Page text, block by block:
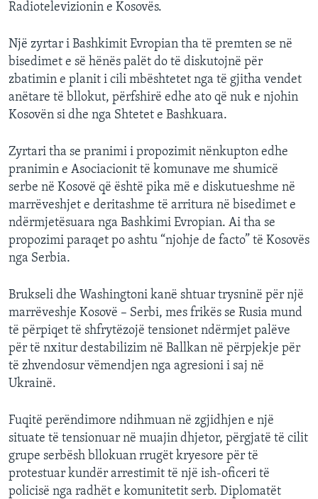
Radiotelevizionin e Kosovës.
Një zyrtar i Bashkimit Evropian tha të premten se në
bisedimet e së hënës palët do të diskutojnë për
zbatimin e planit i cili mbështetet nga të gjitha vendet
anëtare të bllokut, përfshirë edhe ato që nuk e njohin
Kosovën si dhe nga Shtetet e Bashkuara.
Zyrtari tha se pranimi i propozimit nënkupton edhe
pranimin e Asociacionit të komunave me shumicë
serbe në Kosovë që është pika më e diskutueshme në
marrëveshjet e deritashme të arritura në bisedimet e
ndërmjetësuara nga Bashkimi Evropian. Ai tha se
propozimi paraqet po ashtu “njohje de facto” të Kosovës
nga Serbia.
Brukseli dhe Washingtoni kanë shtuar trysninë për një
marrëveshje Kosovë – Serbi, mes frikës se Rusia mund
të përpiqet të shfrytëzojë tensionet ndërmjet palëve
për të nxitur destabilizim në Ballkan në përpjekje për
të zhvendosur vëmendjen nga agresioni i saj në
Ukrainë.
Fuqitë perëndimore ndihmuan në zgjidhjen e një
situate të tensionuar në muajin dhjetor, përgjatë të cilit
grupe serbësh bllokuan rrugët kryesore për të
protestuar kundër arrestimit të një ish-oficeri të
policisë nga radhët e komunitetit serb. Diplomatët